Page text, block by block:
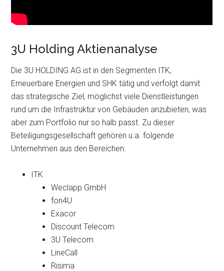
3U Holding Aktienanalyse
Die 3U HOLDING AG ist in den Segmenten ITK,
Erneuerbare Energien und SHK tätig und verfolgt damit
das strategische Ziel, möglichst viele Dienstleistungen
rund um die Infrastruktur von Gebäuden anzubieten, was
aber zum Portfolio nur so halb passt. Zu dieser
Beteiligungsgesellschaft gehören u.a. folgende
Unternehmen aus den Bereichen:
ITK
Weclapp GmbH
fon4U
Exacor
Discount Telecom
3U Telecom
LineCall
Risima